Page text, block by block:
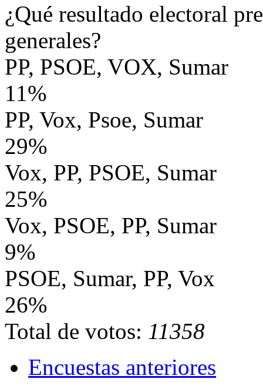
¿Qué resultado electoral
generales?
PP, PSOE, VOX, Sumar
11%
PP, Vox, Psoe, Sumar
29%
Vox, PP, PSOE, Sumar
25%
Vox, PSOE, PP, Sumar
9%
PSOE, Sumar, PP, Vox
26%
Total de votos: 11358
Encuestas anteriores